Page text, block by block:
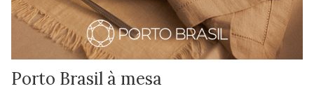
Porto Brasil à mesa